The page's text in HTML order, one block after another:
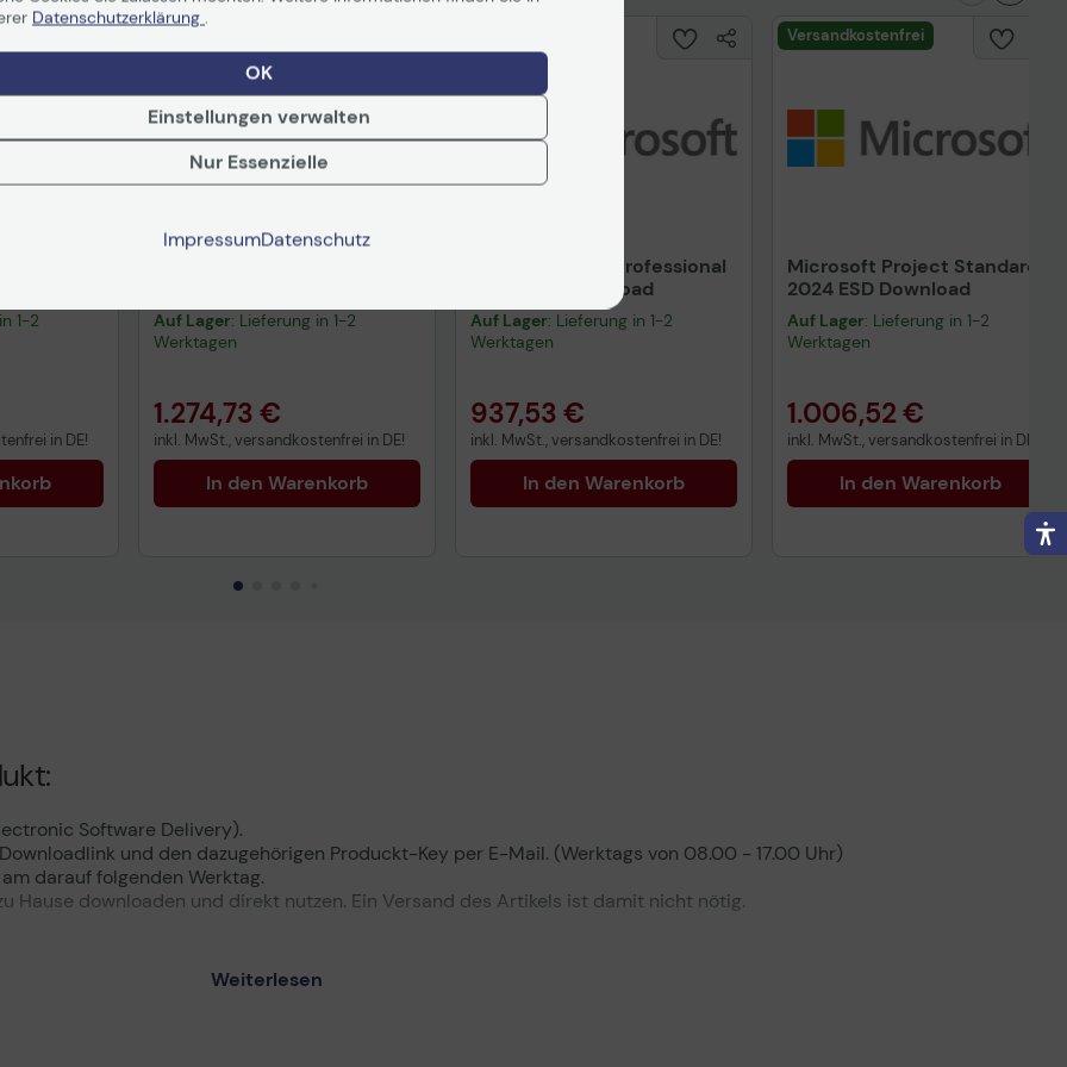
1-2
in DE!
Auf Lager: Lieferung in 1-2
Werktagen
1.274,73 €
inkl. MwSt., versandkostenfrei in DE!
In den Warenkorb
Microsoft Visio Professional
2024 ESD Download
Auf Lager: Lieferung in 1-2
Werktagen
937,53 €
inkl. MwSt., versandkostenfrei in DE!
In den Warenkorb
Versandkostenfrei
Microsoft Project Standard
2024 ESD Download
Auf Lager: Lieferung in 1-2
Werktagen
1.006,52 €
inkl. MwSt., versandkostenfrei in DE!
In den Warenkorb
Software Delivery).
und den dazugehörigen Produckt-Key per E-Mail. (Werktags von 08.00 - 17.00 Uhr)
darauf folgenden Werktag.
Hause downloaden und direkt nutzen. Ein Versand des Artikels ist damit nicht nötig.
Weiterlesen
Datenschutzerklärung .
OK
Einstellungen verwalten
Nur Essenzielle
ImpressumDatenschutz